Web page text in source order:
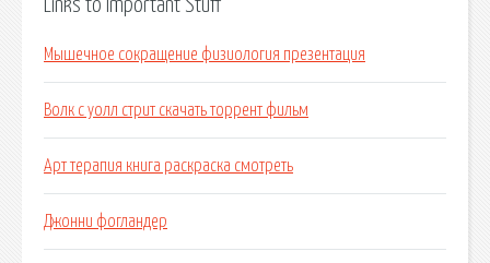
Links to Important Stuff
Мышечное сокращение физиология презентация
Волк с уолл стрит скачать торрент фильм
Арт терапия книга раскраска смотреть
Джонни фогландер